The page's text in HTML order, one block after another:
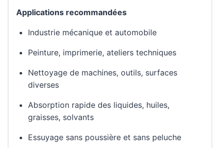
Applications recommandées
Industrie mécanique et automobile
Peinture, imprimerie, ateliers techniques
Nettoyage de machines, outils, surfaces
diverses
Absorption rapide des liquides, huiles,
graisses, solvants
Essuyage sans poussière et sans peluche